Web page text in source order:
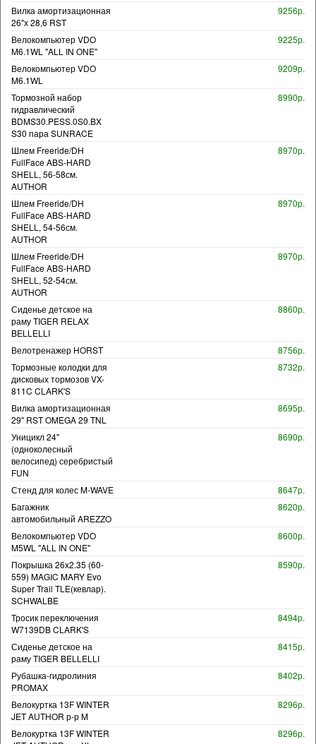
Вилка амортизационная
26"х 28,6 RST
9256р.
Велокомпьютер VDO
M6.1WL "ALL IN ONE"
9225р.
Велокомпьютер VDO
M6.1WL
9209р.
Тормозной набор
гидравлический
BDMS30.PESS.0S0.BX
S30 пара SUNRACE
8990р.
Шлем Freeride/DH
FullFace ABS-HARD
SHELL, 56-58см.
AUTHOR
8970р.
Шлем Freeride/DH
FullFace ABS-HARD
SHELL, 54-56см.
AUTHOR
8970р.
Шлем Freeride/DH
FullFace ABS-HARD
SHELL, 52-54см.
AUTHOR
8970р.
Сиденье детское на
раму TIGER RELAX
BELLELLI
8860р.
Велотренажер HORST
8756р.
Тормозные колодки для
дисковых тормозов VX-
811C CLARK'S
8732р.
Вилка амортизационная
29" RST OMEGA 29 TNL
8695р.
Уницикл 24"
(одноколесный
велосипед) серебристый
FUN
8690р.
Стенд для колес M-WAVE
8647р.
Багажник
автомобильный AREZZO
8620р.
Велокомпьютер VDO
M5WL "ALL IN ONE"
8600р.
Покрышка 26x2.35 (60-
559) MAGIC MARY Evo
Super Trail TLE(кевлар).
SCHWALBE
8590р.
Тросик переключения
W7139DB CLARK'S
8494р.
Сиденье детское на
раму TIGER BELLELLI
8415р.
Рубашка-гидролиния
PROMAX
8402р.
Велокуртка 13F WINTER
JET AUTHOR р-р M
8296р.
Велокуртка 13F WINTER
8296р.